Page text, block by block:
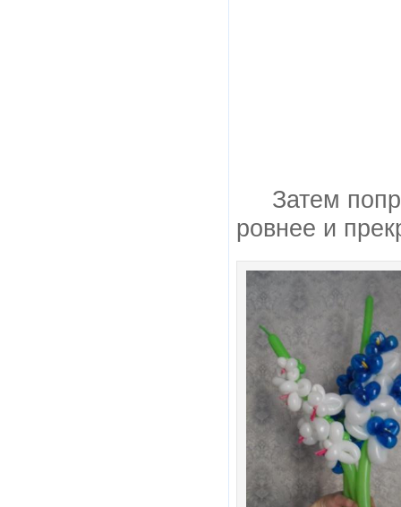
Затем
ровнее и